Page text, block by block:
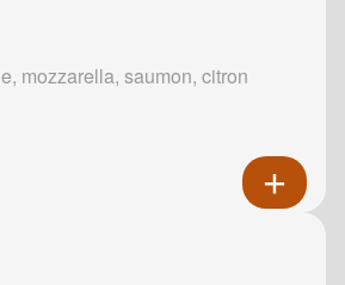
mozzarella, saumon, citron